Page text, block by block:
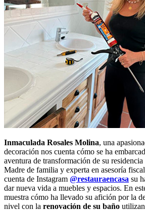
Inmaculada Rosales Molina, una
decoración nos cuenta cómo se ha
aventura de transformación de su
Madre de familia y experta en asesoría
cuenta de Instagram @restauraencasa su
dar nueva vida a muebles y espacios. En
muestra cómo ha llevado su afición por la
nivel con la renovación de su baño